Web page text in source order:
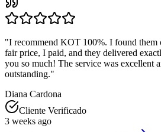
"I recommend KOT 100%. I found them
fair price, I paid, and they delivered
you so much! The service was excellent
outstanding."
Diana Cardona
Cliente Verificado
3 weeks ago